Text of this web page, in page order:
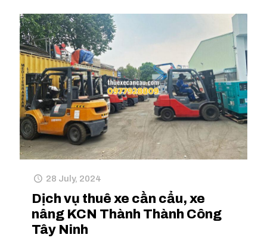
28 July, 2024
Dịch vụ thuê xe cần cẩu, xe
nâng KCN Thành Thành Công
Tây Ninh